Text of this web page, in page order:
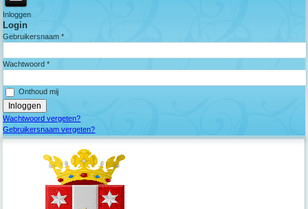
Inloggen
Login
Gebruikersnaam *
Wachtwoord *
Onthoud mij
Wachtwoord vergeten?
Gebruikersnaam vergeten?